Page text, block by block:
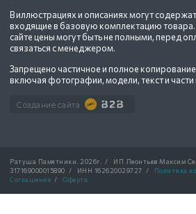
В иллюстрациях и описаниях могут
входящие в базовую комплектацию
сайте цены могут быть не полными, перед
связаться с менеджером.
Запрещено частичное и полное
включая фотографии, модели, текст и части
Создание сайта
Ратуша Памятники. 2026г. / ИП Леонтьев Максим
317169000015890
/ ИНН 162620029727 / Политика
Соглашение / Оферта